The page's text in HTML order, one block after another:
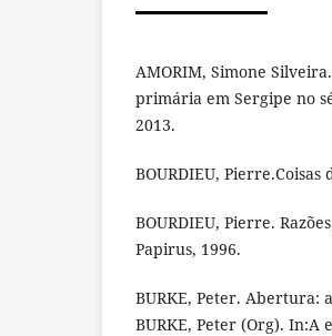
AMORIM, Simone
primária em Sergipe no
2013.
BOURDIEU,
BOURDIEU, Pierre.
Papirus, 1996.
BURKE, Peter. Abertura:
BURKE, Peter (Org). In:A